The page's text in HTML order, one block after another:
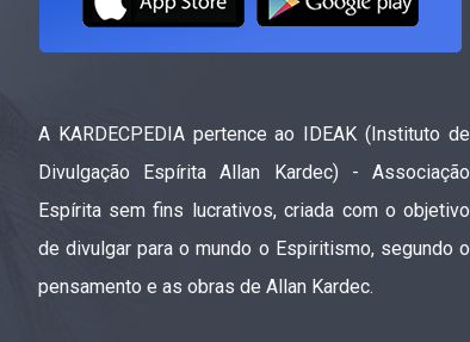
A KARDECPEDIA pertence ao IDEAK (Instituto de
Divulgação Espírita Allan Kardec) - Associação
Espírita sem fins lucrativos, criada com o objetivo
de divulgar para o mundo o Espiritismo, segundo o
pensamento e as obras de Allan Kardec.